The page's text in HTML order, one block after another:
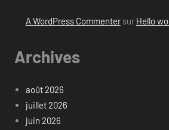
A WordPress Commentersur Hello
Archives
août 2026
juillet 2026
juin 2026